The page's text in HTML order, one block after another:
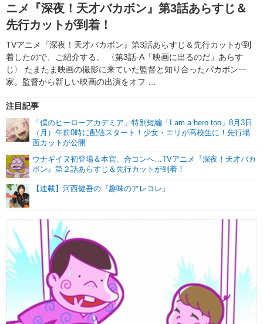
グッズ イベント
声優
舞台 新帝スタ
ラキりす
番組・動画一覧 ラジオ
動画
連載・ブログ
連載・ブログ一覧
編集部ブログ・お知らせ
ニメ『深夜！天才バカボン』第3話あらすじ＆
先行カットが到着！
TVアニメ『深夜！天才バカボン』第3話あらすじ＆先行カットが到
着したので、ご紹介する。 〈第3話-A「映画に出るのだ」あらす
じ〉 たまたま映画の撮影に来ていた監督と知り合ったバカボン一
家。監督から新しい映画の出演をオフ …
注目記事
「僕のヒーローアカデミア」特別短編「I am a hero too」8月3日
（月）午前0時に配信スタート！少女・エリが高校生に！先行場
面カットが公開
ウナギイヌ初登場＆本官、合コンへ…TVアニメ『深夜！天才バカ
ボン』第２話あらすじ＆先行カットが到着！
【連載】河西健吾の『趣味のアレコレ』